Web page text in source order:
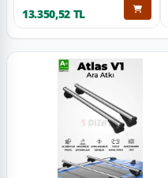
13.350,52 TL